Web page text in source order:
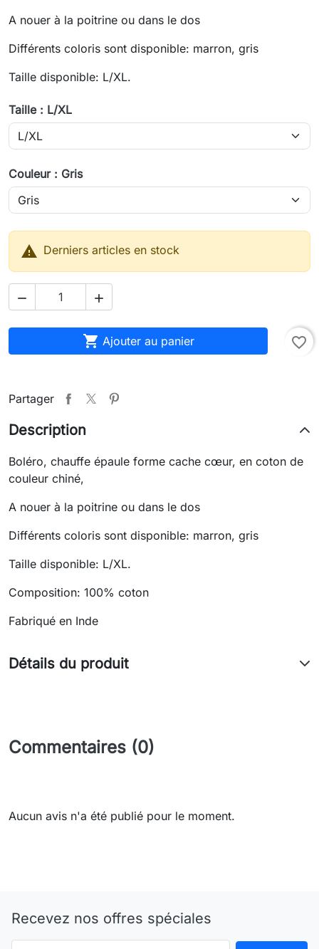
A nouer à la poitrine ou dans le dos
Différents coloris sont disponible: marron, gris
Taille disponible: L/XL.
Taille : L/XL
Couleur : Gris
 Derniers articles en stock
 
 Ajouter au panier favorite_border
Partager
Description
Boléro, chauffe épaule forme cache cœur, en coton de
couleur chiné,
A nouer à la poitrine ou dans le dos
Différents coloris sont disponible: marron, gris
Taille disponible: L/XL.
Composition: 100% coton
Fabriqué en Inde
Détails du produit
Commentaires (0)
Aucun avis n'a été publié pour le moment.
Recevez nos offres spéciales